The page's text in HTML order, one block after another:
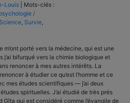
Louis
Mots-clés :
/
Science Survie
m’ont porté vers la médecine, qui est une
j’ai bifurqué vers la chimie biologique et
renoncer à mes autres intérêts. La
à étudier ce qu’est l’homme et ce
mes études scientifiques — j’ai deux
spirituelles. J’ai étudié de très prés
qui est considéré comme l’évangile de